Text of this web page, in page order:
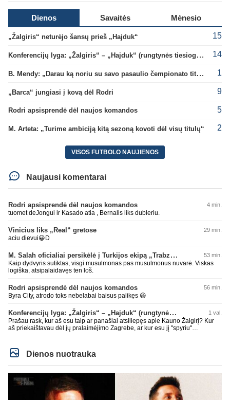
Dienos Savaitės Mėnesio
„Žalgiris“ neturėjo šansų prieš „Hajduk“ 15
Konferencijų lyga: „Žalgiris“ – „Hajduk“ (rungtynės tiesiogiai) 14
B. Mendy: „Darau ką noriu su savo pasaulio čempionato titulu“ 1
„Barca“ jungiasi į kovą dėl Rodri 9
Rodri apsisprendė dėl naujos komandos 5
M. Arteta: „Turime ambiciją kitą sezoną kovoti dėl visų titulų“ 2
VISOS FUTBOLO NAUJIENOS
Naujausi komentarai
Rodri apsisprendė dėl naujos komandos 4 min.
tuomet deJongui ir Kasado atia , Bernalis liks dubleriu.
Vinicius liks „Real“ gretose 29 min.
aciu dievui😀D
M. Salah oficialiai persikėlė į Turkijos ekipą „Trabzonspor“ 53 min.
Kaip dydvyris sutiktas, visgi musulmonas pas musulmonus nuvarė. Viskas
logiška, atsipalaidavęs ten loš.
Rodri apsisprendė dėl naujos komandos 56 min.
Byra City, atrodo toks nebelabai baisus palikęs 😀
Konferencijų lyga: „Žalgiris“ – „Hajduk“ (rungtynės tiesiogiai) 1 val.
Prašau rask, kur aš esu taip ar panašiai atsiliepęs apie Kauno Žalgirį? Kur
aš priekaištavau dėl jų pralaimėjimo Zagrebe, ar kur esu jį "spyriu"
Dienos nuotrauka